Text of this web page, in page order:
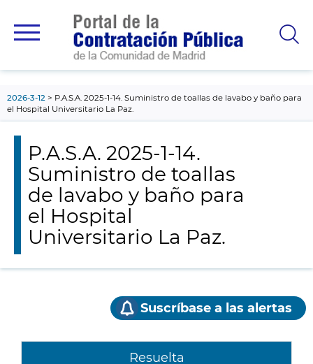
principal
2026-3-12
P.A.S.A. 2025-1-14. Suministro de toallas de lavabo y baño para
el Hospital Universitario La Paz.
P.A.S.A. 2025-1-14.
Suministro de toallas
de lavabo y baño para
el Hospital
Universitario La Paz.
Suscríbase a las alertas
Resuelta